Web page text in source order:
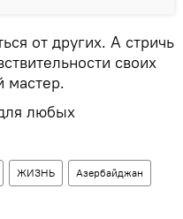
от других. А стричь
своих
мастер.
любых
ЖИЗНЬ Азербайджан